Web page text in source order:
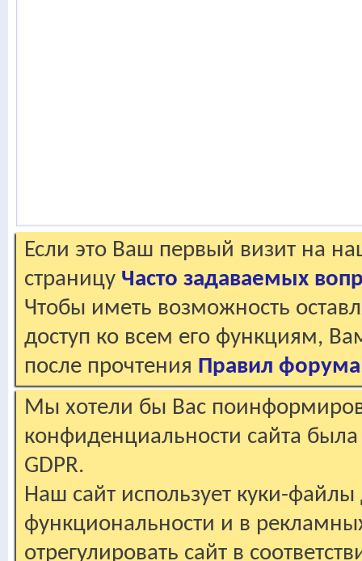
Если это Ваш первый визит на
страницу Часто задаваемых
Чтобы иметь возможность
доступ ко всем его функциям,
после прочтения Правил форума
Мы хотели бы Вас
конфиденциальности сайта
GDPR.
Наш сайт использует куки-файлы
функциональности и в
отрегулировать сайт в